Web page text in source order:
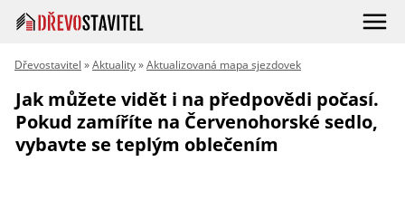
Dřevostavitel »Aktuality»Aktualizovaná mapa sjezdovek
Jak můžete vidět i na předpovědi počasí.
Pokud zamíříte na Červenohorské sedlo,
vybavte se teplým oblečením